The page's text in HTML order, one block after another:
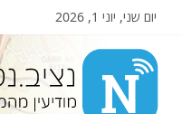
יום שני, יוני 1, 2026
Nziv.net
מודיעין